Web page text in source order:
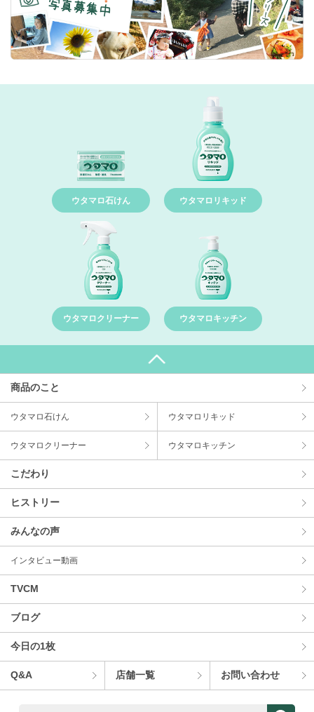
ウタマロ石けん ウタマロリキッド
ウタマロクリーナー ウタマロキッチン
商品のこと
ウタマロ⽯けん ウタマロリキッド
ウタマロクリーナー ウタマロキッチン
こだわり
ヒストリー
みんなの声
インタビュー動画
TVCM
ブログ
今⽇の1枚
Q&A 店舗⼀覧 お問い合わせ